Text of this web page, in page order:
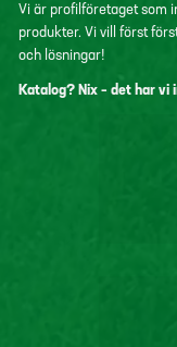
Vi är profilföretaget som
produkter. Vi vill först
och lösningar!
Katalog? Nix – det har